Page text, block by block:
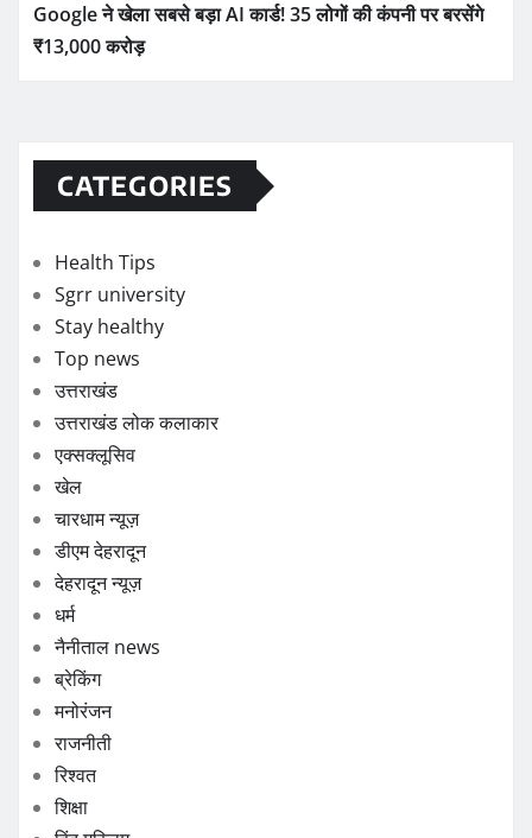
Google ने खेला सबसे बड़ा AI कार्ड! 35 लोगों की कंपनी पर बरसेंगे
₹13,000 करोड़
CATEGORIES
Health Tips
Sgrr university
Stay healthy
Top news
उत्तराखंड
उत्तराखंड लोक कलाकार
एक्सक्लूसिव
खेल
चारधाम न्यूज़
डीएम देहरादून
देहरादून न्यूज़
धर्म
नैनीताल news
ब्रेकिंग
मनोरंजन
राजनीती
रिश्वत
शिक्षा